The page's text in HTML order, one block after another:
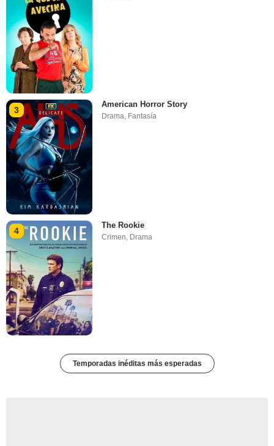
3
American Horror Story
Drama Fantasía
4
The Rookie
Crimen, Drama
Temporadas inéditas más esperadas